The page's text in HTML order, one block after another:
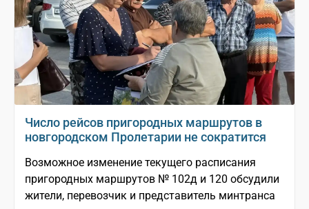
Число рейсов пригородных маршрутов в
новгородском Пролетарии не сократится
Возможное изменение текущего расписания
пригородных маршрутов № 102д и 120 обсудили
жители, перевозчик и представитель минтранса